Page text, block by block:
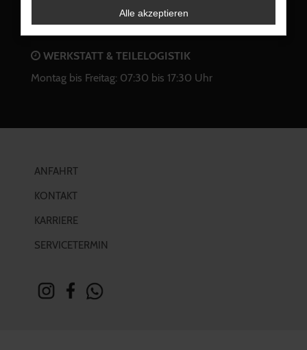
+49 8024 4773130
WERKSTATT & TEILELOGISTIK
Montag bis Freitag: 07:30 bis 17:30 Uhr
ANFAHRT
KONTAKT
KARRIERE
SERVICETERMIN
Alle akzeptieren